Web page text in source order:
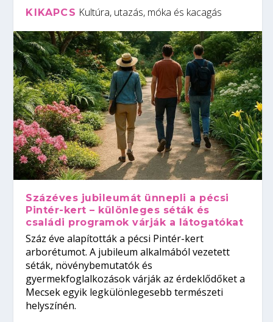
KIKAPCS Kultúra, utazás, móka és kacagás
Százéves jubileumát ünnepli a pécsi
Pintér-kert – különleges séták és
családi programok várják a látogatókat
Száz éve alapították a pécsi Pintér-kert
arborétumot. A jubileum alkalmából vezetett
séták, növénybemutatók és
gyermekfoglalkozások várják az érdeklődőket a
Mecsek egyik legkülönlegesebb természeti
helyszínén.